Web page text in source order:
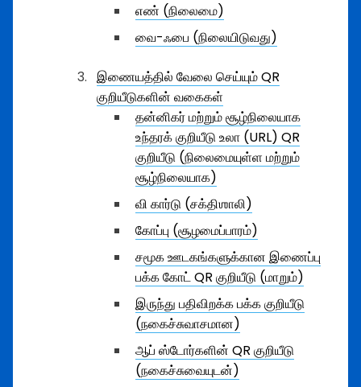
எண் (நிலைமை)
வை-ஃபை (நிலையிடுவது)
இணையத்தில் வேலை செய்யும் QR
குறியீடுகளின் வகைகள்
தன்னிகர் மற்றும் சூழ்நிலையாக
உந்தரக் குறியீடு உலா (URL) QR
குறியீடு (நிலைமையுள்ள மற்றும்
சூழ்நிலையாக)
வி கார்டு (சக்திஶாலி)
கோப்பு (சூழமைப்பாரம்)
சமூக ஊடகங்களுக்கான இணைப்பு
பக்க கோட் QR குறியீடு (மாறும்)
இருந்து பதிவிறக்க பக்க குறியீடு
(நகைச்சுவாசமான)
ஆப் ஸ்டோர்களின் QR குறியீடு
(நகைச்சுவையுடன்)